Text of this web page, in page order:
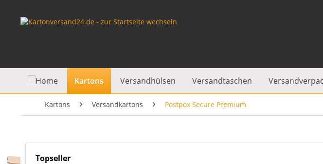
Kartons Versandhülsen Versandtaschen
Kartons Versandkartons Postpox Secure Premium
Topseller